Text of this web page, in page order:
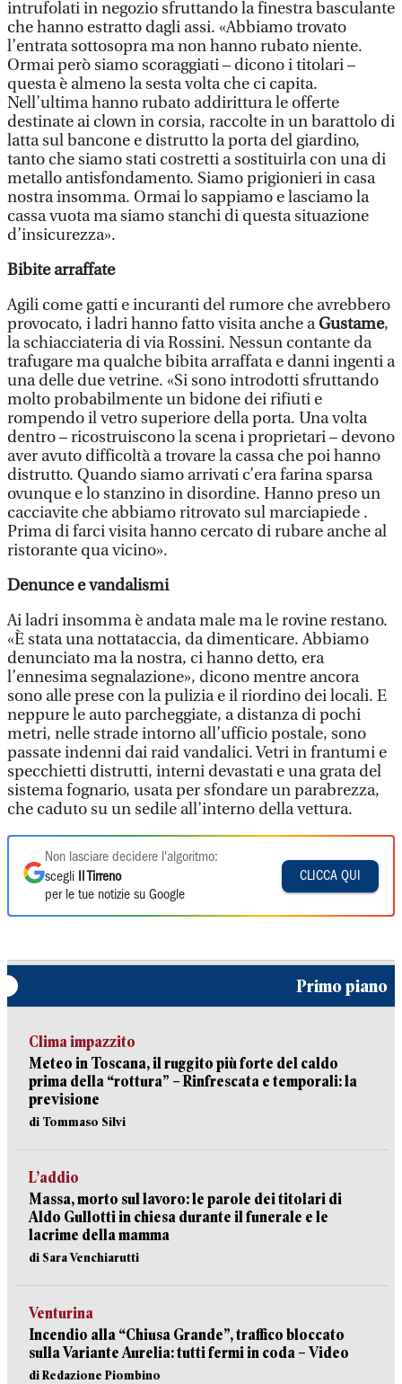
intrufolati in negozio sfruttando la finestra basculante
che hanno estratto dagli assi. «Abbiamo trovato
l’entrata sottosopra ma non hanno rubato niente.
Ormai però siamo scoraggiati – dicono i titolari –
questa è almeno la sesta volta che ci capita.
Nell’ultima hanno rubato addirittura le offerte
destinate ai clown in corsia, raccolte in un barattolo di
latta sul bancone e distrutto la porta del giardino,
tanto che siamo stati costretti a sostituirla con una di
metallo antisfondamento. Siamo prigionieri in casa
nostra insomma. Ormai lo sappiamo e lasciamo la
cassa vuota ma siamo stanchi di questa situazione
d’insicurezza».
Bibite arraffate
Agili come gatti e incuranti del rumore che avrebbero
provocato, i ladri hanno fatto visita anche aGustame,
la schiacciateria di via Rossini. Nessun contante da
trafugare ma qualche bibita arraffata e danni ingenti a
una delle due vetrine. «Si sono introdotti sfruttando
molto probabilmente un bidone dei rifiuti e
rompendo il vetro superiore della porta. Una volta
dentro – ricostruiscono la scena i proprietari – devono
aver avuto difficoltà a trovare la cassa che poi hanno
distrutto. Quando siamo arrivati c’era farina sparsa
ovunque e lo stanzino in disordine. Hanno preso un
cacciavite che abbiamo ritrovato sul marciapiede .
Prima di farci visita hanno cercato di rubare anche al
ristorante qua vicino».
Denunce e vandalismi
Ai ladri insomma è andata male ma le rovine restano.
«È stata una nottataccia, da dimenticare. Abbiamo
denunciato ma la nostra, ci hanno detto, era
l’ennesima segnalazione», dicono mentre ancora
sono alle prese con la pulizia e il riordino dei locali. E
neppure le auto parcheggiate, a distanza di pochi
metri, nelle strade intorno all’ufficio postale, sono
passate indenni dai raid vandalici. Vetri in frantumi e
specchietti distrutti, interni devastati e una grata del
sistema fognario, usata per sfondare un parabrezza,
che caduto su un sedile all’interno della vettura.
Non lasciare decidere l'algoritmo:
scegli
Il Tirreno
per le tue notizie su Google
CLICCA QUI
Primo piano
Clima impazzito
Meteo in Toscana, il ruggito più forte del caldo
prima della “rottura” – Rinfrescata e temporali: la
previsione
di Tommaso Silvi
L’addio
Massa, morto sul lavoro: le parole dei titolari di
Aldo Gullotti in chiesa durante il funerale e le
lacrime della mamma
di Sara Venchiarutti
Venturina
Incendio alla “Chiusa Grande”, traffico bloccato
sulla Variante Aurelia: tutti fermi in coda – Video
di Redazione Piombino